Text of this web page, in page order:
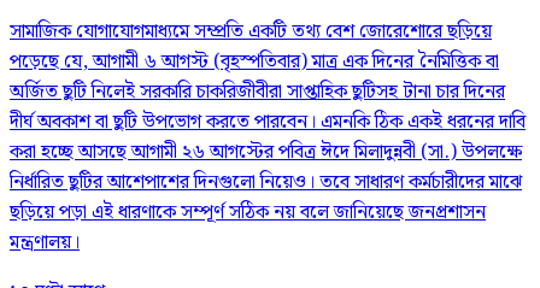
সামাজিক যোগাযোগমাধ্যমে সম্প্রতি একটি তথ্য বেশ জোরেশোরে ছড়িয়ে
পড়েছে যে, আগামী ৬ আগস্ট (বৃহস্পতিবার) মাত্র এক দিনের নৈমিত্তিক বা
অর্জিত ছুটি নিলেই সরকারি চাকরিজীবীরা সাপ্তাহিক ছুটিসহ টানা চার দিনের
দীর্ঘ অবকাশ বা ছুটি উপভোগ করতে পারবেন। এমনকি ঠিক একই ধরনের দাবি
করা হচ্ছে আসছে আগামী ২৬ আগস্টের পবিত্র ঈদে মিলাদুন্নবী (সা.) উপলক্ষে
নির্ধারিত ছুটির আশেপাশের দিনগুলো নিয়েও। তবে সাধারণ কর্মচারীদের মাঝে
ছড়িয়ে পড়া এই ধারণাকে সম্পূর্ণ সঠিক নয় বলে জানিয়েছে জনপ্রশাসন
মন্ত্রণালয়।